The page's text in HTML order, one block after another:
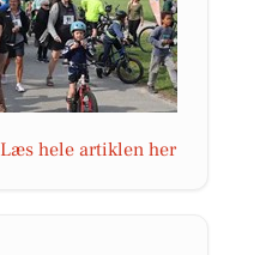
Læs hele artiklen her